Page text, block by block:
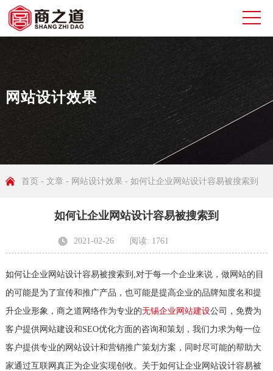
网站设计效果
首页 - 文章- 网站设计效果 - 如何让企业网站设计容易被搜索到
如何让企业网站设计容易被搜索到
2021-02-26 阅读: 1761
如何让企业网站设计容易被搜索到,对于每一个企业来说，做网站的目
的可能是为了宣传和推广产品，也可能是提高企业的品牌知度名和提
升企业形象，商之道网络作为专业的无锡企业网站建设公司，免费为
客户提供网站建设和SEO优化方面的咨询和策划，我们力求为每一位
客户提供专业的网站设计和营销推广策划方案，同时尽可能的帮助大
家通过互联网真正为企业实现创收。关于如何让企业网站设计容易被